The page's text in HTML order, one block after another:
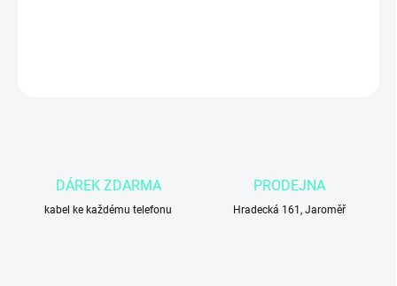
DÁREK ZDARMA
kabel ke každému telefonu
PRODEJNA
Hradecká 161, Jaroměř